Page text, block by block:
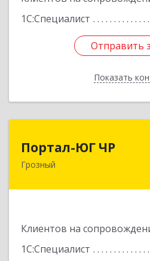
1С:Специалист
Отправить
Показать
Отправить
Назад
Портал-ЮГ ЧР
Грозный
Клиентов на
1С:Специалист
364906, Чеченская Респ,